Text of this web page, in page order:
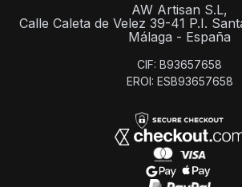
AW Artisan S.L,
Calle Caleta de Velez 39-41 P.I.
Málaga - España
CIF: B93657658
EROI: ESB93657658